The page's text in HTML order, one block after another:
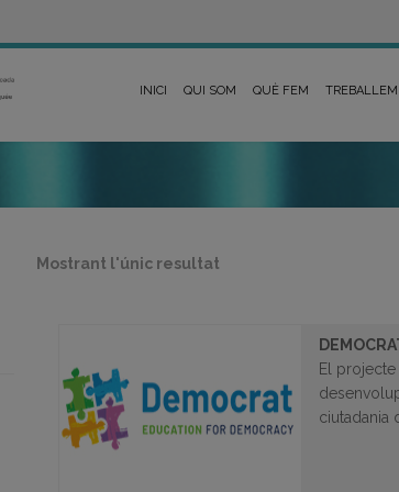
INICI QUI SOM QUÈ FEM
Mostrant l'únic resultat
El
ciutadania